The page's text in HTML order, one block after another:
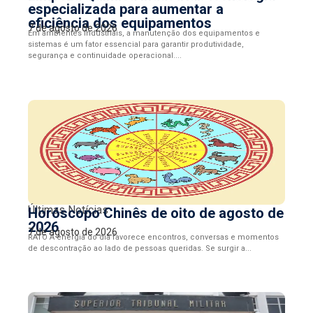
especializada para aumentar a
eficiência dos equipamentos
7 de agosto de 2026
Em ambientes industriais, a manutenção dos equipamentos e
sistemas é um fator essencial para garantir produtividade,
segurança e continuidade operacional....
Últimas Notícias
Horóscopo Chinês de oito de agosto de
2026
7 de agosto de 2026
RATO A energia do dia favorece encontros, conversas e momentos
de descontração ao lado de pessoas queridas. Se surgir a...